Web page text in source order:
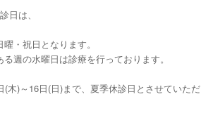
日は、
・祝日となります。
る週の水曜日は診療を行っております。
(木)～16日(日)まで、夏季休診日とさせていただ